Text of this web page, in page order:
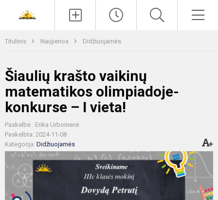
Titulinis Naujienos Didžiuojamės
Šiaulių krašto vaikinų
matematikos olimpiadoje-
konkurse – I vieta!
Paskelbė : Erika Urbonienė
Paskelbta: 2024-11-08
Kategorija: Didžiuojamės